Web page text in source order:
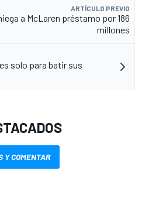
ARTÍCULO PREVIO
a McLaren préstamo por 186
millones
solo para batir sus
Y COMENTAR